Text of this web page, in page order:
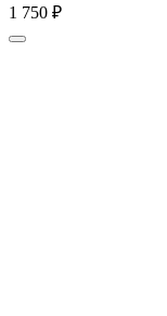
1 750 ₽